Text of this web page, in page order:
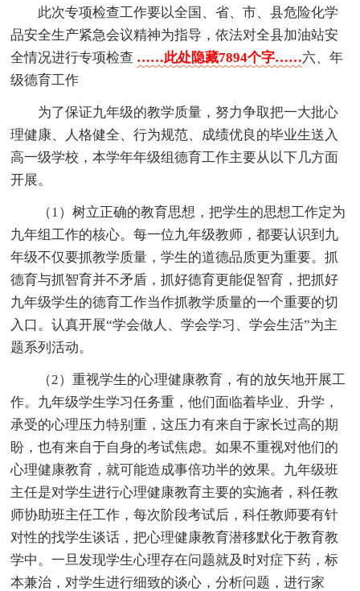
此次专项检查工作要以全国、省、市、县危险化学
品安全生产紧急会议精神为指导，依法对全县加油站安
全情况进行专项检查 ……此处隐藏7894个字……六、年
级德育工作
为了保证九年级的教学质量，努力争取把一大批心
理健康、人格健全、行为规范、成绩优良的毕业生送入
高一级学校，本学年年级组德育工作主要从以下几方面
开展。
（1）树立正确的教育思想，把学生的思想工作定为
九年组工作的核心。每一位九年级教师，都要认识到九
年级不仅要抓教学质量，学生的道德品质更为重要。抓
德育与抓智育并不矛盾，抓好德育更能促智育，把抓好
九年级学生的德育工作当作抓教学质量的一个重要的切
入口。认真开展“学会做人、学会学习、学会生活”为主
题系列活动。
（2）重视学生的心理健康教育，有的放矢地开展工
作。九年级学生学习任务重，他们面临着毕业、升学，
承受的心理压力特别重，这压力有来自于家长过高的期
盼，也有来自于自身的考试焦虑。如果不重视对他们的
心理健康教育，就可能造成事倍功半的效果。九年级班
主任是对学生进行心理健康教育主要的实施者，科任教
师协助班主任工作，每次阶段考试后，科任教师要有针
对性的找学生谈话，把心理健康教育潜移默化于教育教
学中。一旦发现学生心理存在问题就及时对症下药，标
本兼治，对学生进行细致的谈心，分析问题，进行家